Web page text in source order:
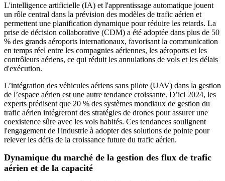
L'intelligence artificielle (IA) et l'apprentissage automatique jouent
un rôle central dans la prévision des modèles de trafic aérien et
permettent une planification dynamique pour réduire les retards. La
prise de décision collaborative (CDM) a été adoptée dans plus de 50
% des grands aéroports internationaux, favorisant la communication
en temps réel entre les compagnies aériennes, les aéroports et les
contrôleurs aériens, ce qui réduit les annulations de vols et les délais
d'exécution.
L’intégration des véhicules aériens sans pilote (UAV) dans la gestion
de l’espace aérien est une autre tendance croissante. D’ici 2024, les
experts prédisent que 20 % des systèmes mondiaux de gestion du
trafic aérien intégreront des stratégies de drones pour assurer une
coexistence sûre avec les vols habités. Ces tendances soulignent
l'engagement de l'industrie à adopter des solutions de pointe pour
relever les défis de la croissance future du trafic aérien.
Dynamique du marché de la gestion des flux de trafic
aérien et de la capacité